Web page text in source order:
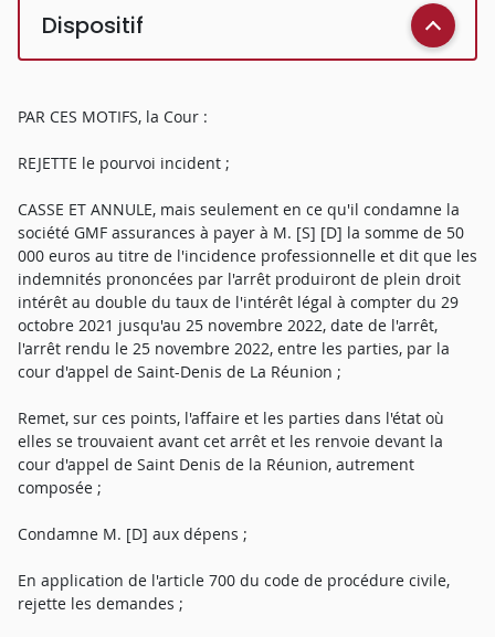
Dispositif
PAR CES MOTIFS, la Cour :
REJETTE le pourvoi incident ;
CASSE ET ANNULE, mais seulement en ce qu'il condamne la
société GMF assurances à payer à M. [S] [D] la somme de 50
000 euros au titre de l'incidence professionnelle et dit que les
indemnités prononcées par l'arrêt produiront de plein droit
intérêt au double du taux de l'intérêt légal à compter du 29
octobre 2021 jusqu'au 25 novembre 2022, date de l'arrêt,
l'arrêt rendu le 25 novembre 2022, entre les parties, par la
cour d'appel de Saint-Denis de La Réunion ;
Remet, sur ces points, l'affaire et les parties dans l'état où
elles se trouvaient avant cet arrêt et les renvoie devant la
cour d'appel de Saint Denis de la Réunion, autrement
composée ;
Condamne M. [D] aux dépens ;
En application de l'article 700 du code de procédure civile,
rejette les demandes ;